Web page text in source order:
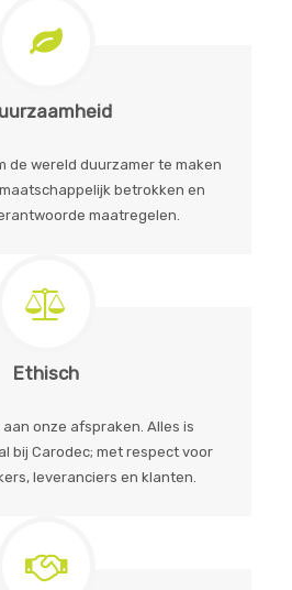
de wereld duurzamer te maken
betrokken en
maatregelen.
Ethisch
aan onze afspraken. Alles is
bij Carodec; met respect voor
leveranciers en klanten.